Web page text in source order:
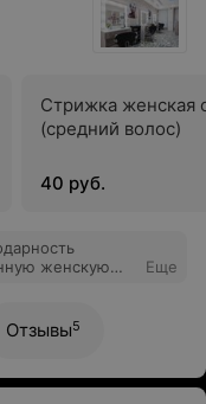
Стрижка женская
(средний волос)
40 руб.
женскую
мастера!
Еще
Отзывы5